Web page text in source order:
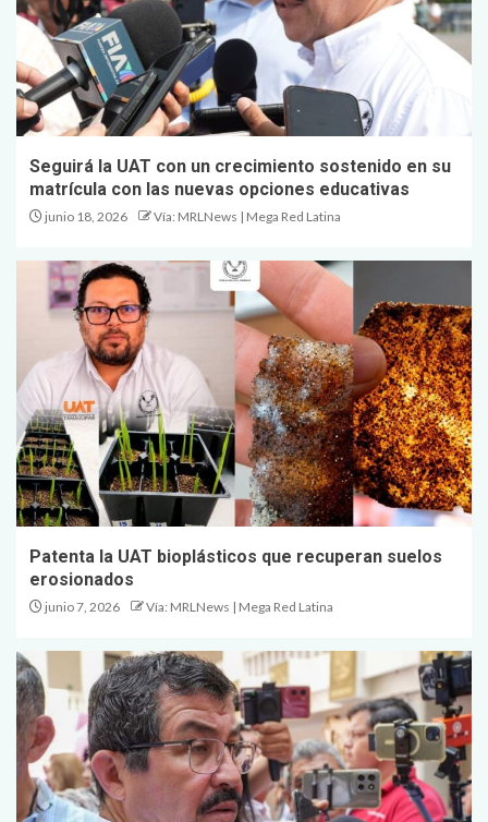
Seguirá la UAT con un crecimiento sostenido en su
matrícula con las nuevas opciones educativas
junio 18, 2026 Vía: MRLNews | Mega Red Latina
Patenta la UAT bioplásticos que recuperan suelos
erosionados
junio 7, 2026 Vía: MRLNews | Mega Red Latina